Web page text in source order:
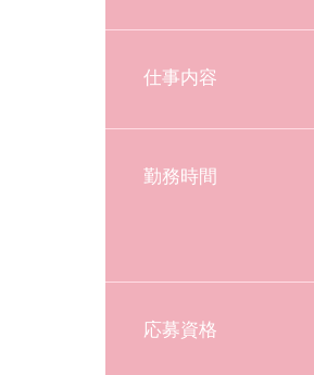
仕事内容
勤務時間
応募資格